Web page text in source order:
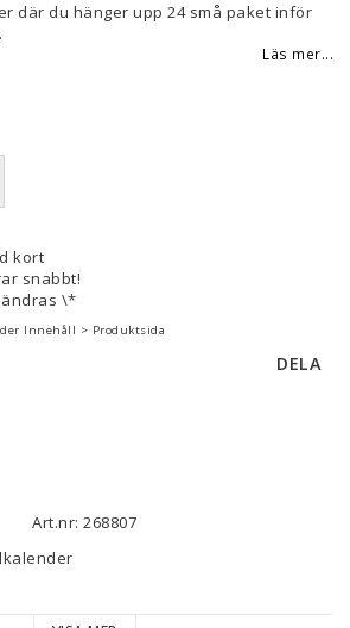
där du hänger upp 24 små paket inför
Läs mer...
kort
snabbt!
\*
Innehåll > Produktsida
DELA
Art.nr: 268807
där du hänger upp 24 små paket inför